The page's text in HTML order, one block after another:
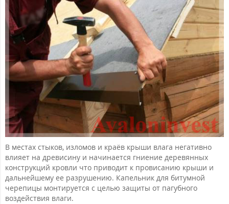
В местах стыков, изломов и краёв крыши влага негативно
влияет на древисину и начинается гниение деревянных
конструкций кровли что приводит к провисанию крыши и
дальнейшему ее разрушению. Капельник для битумной
черепицы монтируется с целью защиты от пагубного
воздействия влаги.